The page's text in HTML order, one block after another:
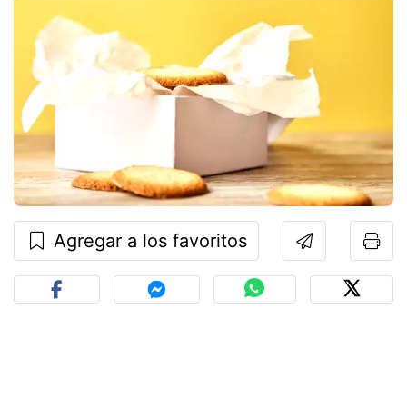
Agregar a los favoritos